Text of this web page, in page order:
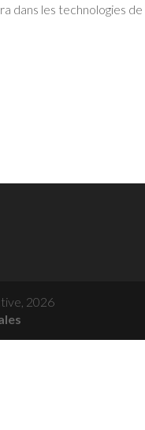
dans les technologies de
2026